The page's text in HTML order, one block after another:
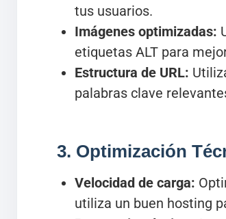
tus usuarios.
Imágenes optimizadas:
etiquetas ALT para
Estructura de URL:
palabras clave
3. Optimización
Velocidad de carga:
utiliza un buen hosting